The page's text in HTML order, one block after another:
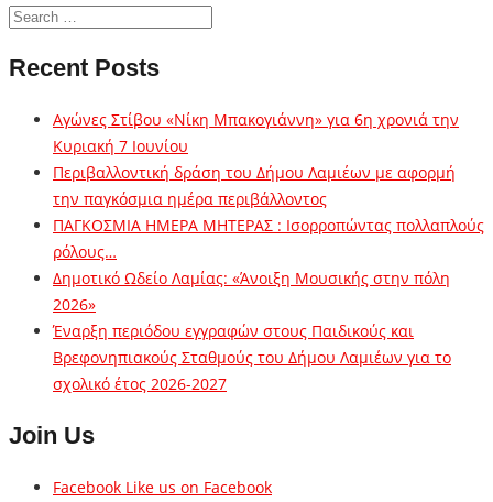
Recent Posts
Αγώνες Στίβου «Νίκη Μπακογιάννη» για 6η χρονιά την
Κυριακή 7 Ιουνίου
Περιβαλλοντική δράση του Δήμου Λαμιέων με αφορμή
την παγκόσμια ημέρα περιβάλλοντος
ΠΑΓΚΟΣΜΙΑ ΗΜΕΡΑ ΜΗΤΕΡΑΣ : Ισορροπώντας πολλαπλούς
ρόλους…
Δημοτικό Ωδείο Λαμίας: «Άνοιξη Μουσικής στην πόλη
2026»
Έναρξη περιόδου εγγραφών στους Παιδικούς και
Βρεφονηπιακούς Σταθμούς του Δήμου Λαμιέων για το
σχολικό έτος 2026-2027
Join Us
Facebook Like us on Facebook